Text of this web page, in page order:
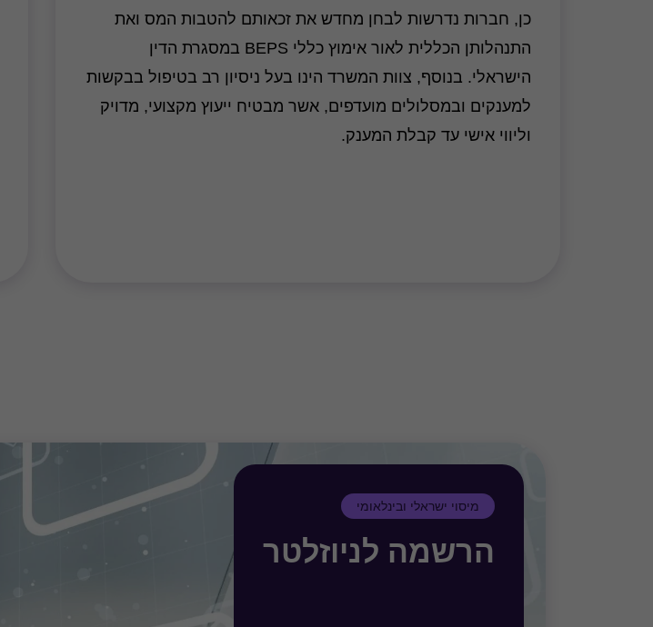
כן, חברות נדרשות לבחן מחדש את זכאותם להטבות המס ואת
התנהלותן הכללית לאור אימוץ כללי BEPS במסגרת הדין
הישראלי. בנוסף, צוות המשרד הינו בעל ניסיון רב בטיפול בבקשות
למענקים ובמסלולים מועדפים, אשר מבטיח ייעוץ מקצועי, מדויק
וליווי אישי עד קבלת המענק.
מיסוי ישראלי ובינלאומי
הרשמה לניוזלטר